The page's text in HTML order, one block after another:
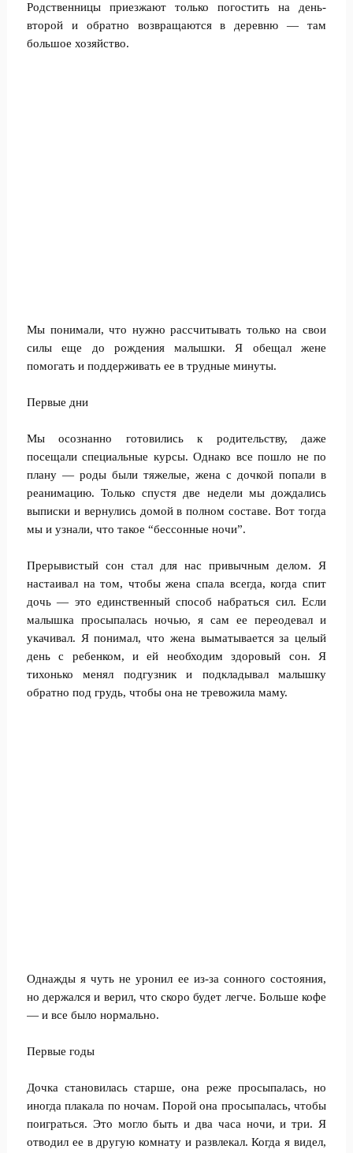
Родственницы приезжают только погостить на день-
второй и обратно возвращаются в деревню — там
большое хозяйство.
Мы понимали, что нужно рассчитывать только на свои
силы еще до рождения малышки. Я обещал жене
помогать и поддерживать ее в трудные минуты.
Первые дни
Мы осознанно готовились к родительству, даже
посещали специальные курсы. Однако все пошло не по
плану — роды были тяжелые, жена с дочкой попали в
реанимацию. Только спустя две недели мы дождались
выписки и вернулись домой в полном составе. Вот тогда
мы и узнали, что такое “бессонные ночи”.
Прерывистый сон стал для нас привычным делом. Я
настаивал на том, чтобы жена спала всегда, когда спит
дочь — это единственный способ набраться сил. Если
малышка просыпалась ночью, я сам ее переодевал и
укачивал. Я понимал, что жена выматывается за целый
день с ребенком, и ей необходим здоровый сон. Я
тихонько менял подгузник и подкладывал малышку
обратно под грудь, чтобы она не тревожила маму.
Однажды я чуть не уронил ее из-за сонного состояния,
но держался и верил, что скоро будет легче. Больше кофе
— и все было нормально.
Первые годы
Дочка становилась старше, она реже просыпалась, но
иногда плакала по ночам. Порой она просыпалась, чтобы
поиграться. Это могло быть и два часа ночи, и три. Я
отводил ее в другую комнату и развлекал. Когда я видел,